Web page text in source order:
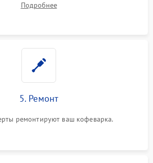
Подробнее
5. Ремонт
ремонтируют ваш кофеварка.